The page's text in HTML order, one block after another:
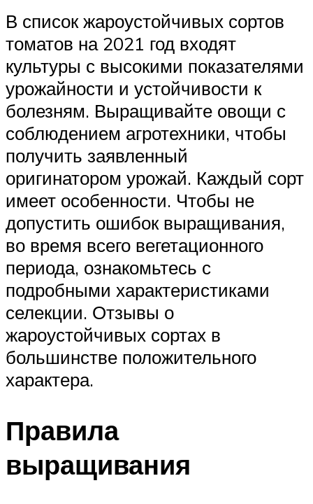
В список жароустойчивых сортов
томатов на 2021 год входят
культуры с высокими показателями
урожайности и устойчивости к
болезням. Выращивайте овощи с
соблюдением агротехники, чтобы
получить заявленный
оригинатором урожай. Каждый сорт
имеет особенности. Чтобы не
допустить ошибок выращивания,
во время всего вегетационного
периода, ознакомьтесь с
подробными характеристиками
селекции. Отзывы о
жароустойчивых сортах в
большинстве положительного
характера.
Правила
выращивания